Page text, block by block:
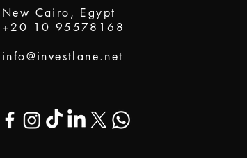
New Cairo, Egypt
+20 10 95578168
info@investlane.net